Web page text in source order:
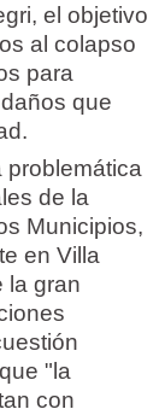
el objetivo
al colapso
para
que
problemática
de la
Municipios,
en Villa
la gran
"la
con